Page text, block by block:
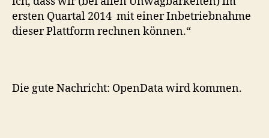
ersten Quartal 2014 mit einer Inbetriebnahme
dieser Plattform rechnen können.“
Die gute Nachricht: OpenData wird kommen.